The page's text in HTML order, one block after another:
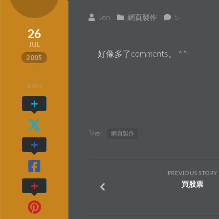
26
JUL
2005
Jen 網頁製作 5
好像多了comments。 ^^
Tags: 網頁製作
SHARE
PREVIOUS STORY
買股票